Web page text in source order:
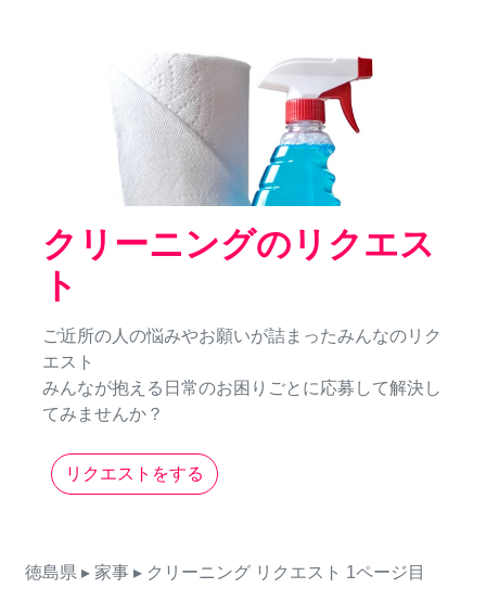
クリーニングのリクエス
ト
ご近所の人の悩みやお願いが詰まったみんなのリク
エスト
みんなが抱える日常のお困りごとに応募して解決し
てみませんか？
リクエストをする
徳島県 ▸ 家事 ▸ クリーニング リクエスト 1ページ目